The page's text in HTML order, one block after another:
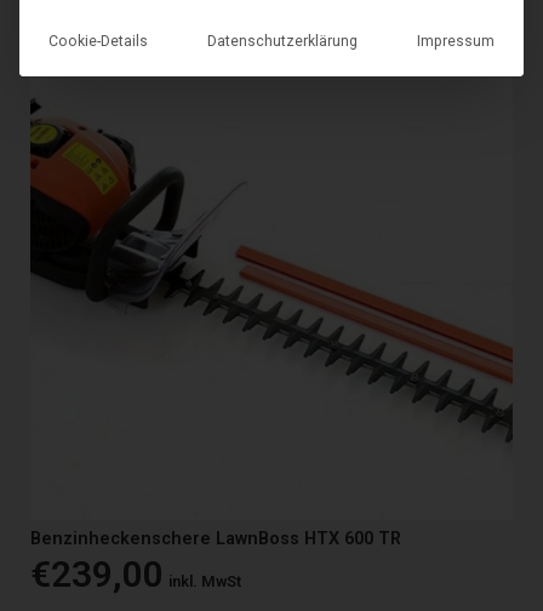
Benzinheckenschere LawnBoss HTX 600 TR
€239,00 inkl. MwSt
Cookie-Details Datenschutzerklärung Impressum